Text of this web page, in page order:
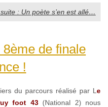
: Un poète s’en est allé…
de finale
!
du parcours réalisé par L e
foot 43(National 2) nous